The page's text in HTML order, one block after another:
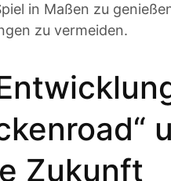
in Maßen zu
zu vermeiden.
Zukunft